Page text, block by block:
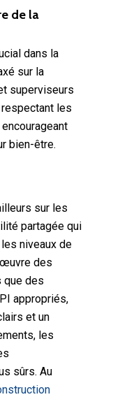
de la
dans la
sur la
superviseurs
les
bien-être.
sur les
partagée qui
niveaux de
œuvre des
que des
appropriés,
et un
les
sûrs. Au